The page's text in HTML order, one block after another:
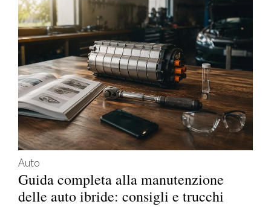
Auto
Guida completa alla manutenzione
delle auto ibride: consigli e trucchi